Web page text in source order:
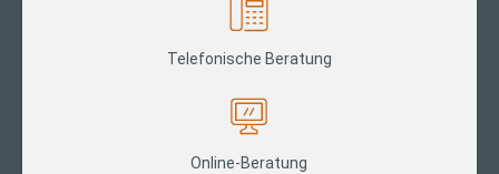
Telefonische Beratung
Online-Beratung